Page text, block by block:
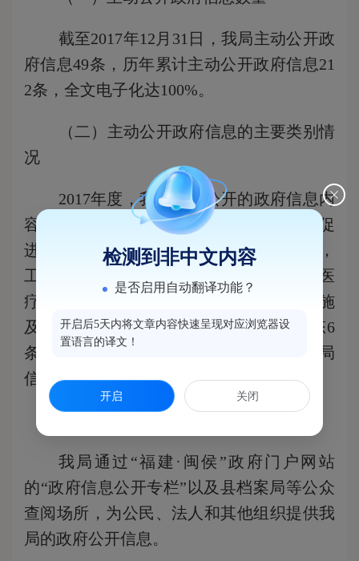
截至2017年12月31日，我局主动公开政
府信息49条，历年累计主动公开政府信息21
2条，全文电子化达100%。
（二）主动公开政府信息的主要类别情
况
2017年度，我局主动公开的政府信息内
容包括：扶贫、教育、医疗、社会保障、促
进就业等方面的政策、措施及其实施情况，
工作动态等信息内容。其中扶贫、教育、医
疗、社会保障、促进就业等方面的政策
,措施
及其实施情况43条，占87.76％；工作动态6
条，占 12.24 %。截止至201
12月31日我局
信息公开文章累计浏览人数达140402人次。
我局通过 “福建·闽侯”政府门户网站
的“政府信息公开专栏”以及县档案局等公众
查阅场所，为公民、法人和其他组织提供我
局的政府公开信息。
检测到非中文内容
是否启用自动翻译功能？
开启后5天内将文章内容快速呈现对应浏览器设
置语言的译文！
开启 关闭